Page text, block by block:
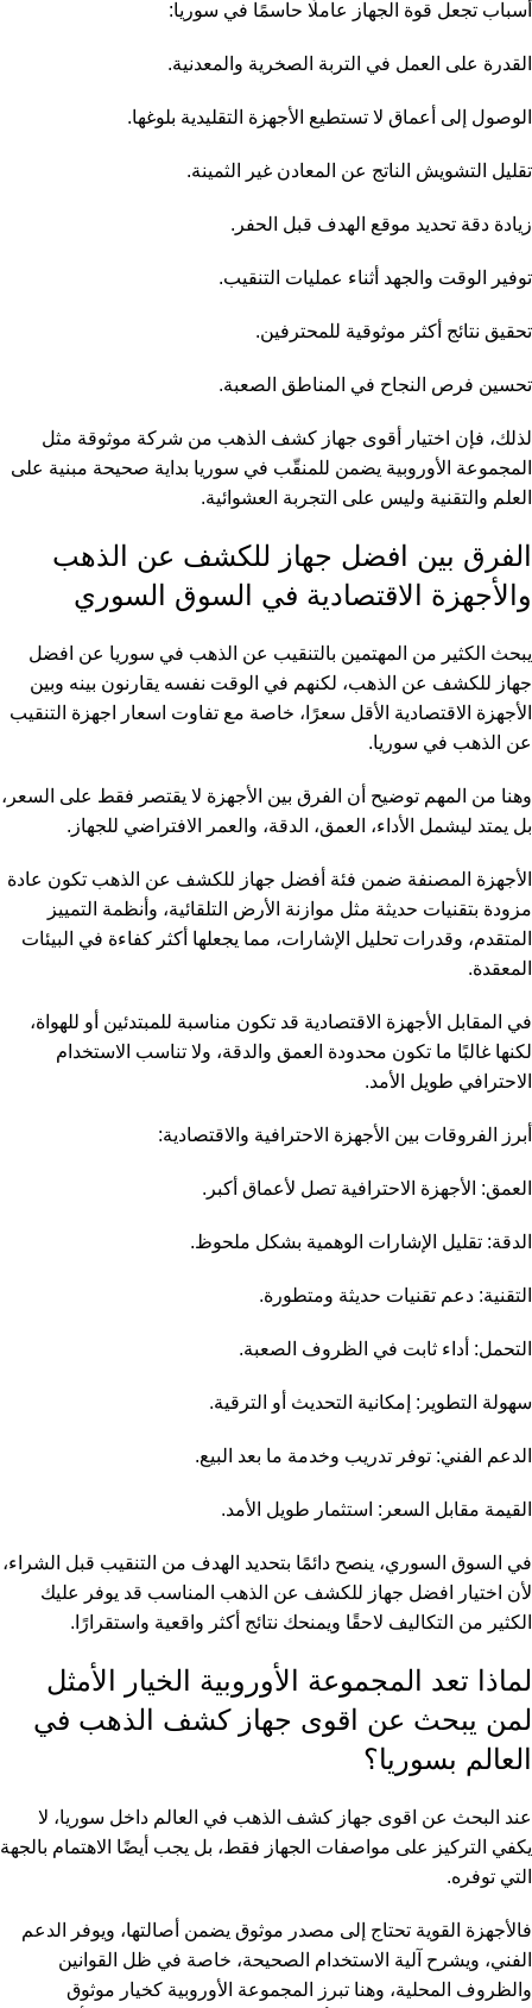
أسباب تجعل قوة الجهاز عاملًا حاسمًا في سوريا:
القدرة على العمل في التربة الصخرية والمعدنية.
الوصول إلى أعماق لا تستطيع الأجهزة التقليدية بلوغها.
تقليل التشويش الناتج عن المعادن غير الثمينة.
زيادة دقة تحديد موقع الهدف قبل الحفر.
توفير الوقت والجهد أثناء عمليات التنقيب.
تحقيق نتائج أكثر موثوقية للمحترفين.
تحسين فرص النجاح في المناطق الصعبة.
لذلك، فإن اختيار أقوى جهاز كشف الذهب من شركة موثوقة مثل
المجموعة الأوروبية يضمن للمنقّب في سوريا بداية صحيحة مبنية على
العلم والتقنية وليس على التجربة العشوائية.
الفرق بين افضل جهاز للكشف عن الذهب
والأجهزة الاقتصادية في السوق السوري
يبحث الكثير من المهتمين بالتنقيب عن الذهب في سوريا عن افضل
جهاز للكشف عن الذهب، لكنهم في الوقت نفسه يقارنون بينه وبين
الأجهزة الاقتصادية الأقل سعرًا، خاصة مع تفاوت اسعار اجهزة التنقيب
عن الذهب في سوريا.
وهنا من المهم توضيح أن الفرق بين الأجهزة لا يقتصر فقط على السعر،
بل يمتد ليشمل الأداء، العمق، الدقة، والعمر الافتراضي للجهاز.
الأجهزة المصنفة ضمن فئة أفضل جهاز للكشف عن الذهب تكون عادة
مزودة بتقنيات حديثة مثل موازنة الأرض التلقائية، وأنظمة التمييز
المتقدم، وقدرات تحليل الإشارات، مما يجعلها أكثر كفاءة في البيئات
المعقدة.
في المقابل الأجهزة الاقتصادية قد تكون مناسبة للمبتدئين أو للهواة،
لكنها غالبًا ما تكون محدودة العمق والدقة، ولا تناسب الاستخدام
الاحترافي طويل الأمد.
أبرز الفروقات بين الأجهزة الاحترافية والاقتصادية:
العمق: الأجهزة الاحترافية تصل لأعماق أكبر.
الدقة: تقليل الإشارات الوهمية بشكل ملحوظ.
التقنية: دعم تقنيات حديثة ومتطورة.
التحمل: أداء ثابت في الظروف الصعبة.
سهولة التطوير: إمكانية التحديث أو الترقية.
الدعم الفني: توفر تدريب وخدمة ما بعد البيع.
القيمة مقابل السعر: استثمار طويل الأمد.
في السوق السوري، ينصح دائمًا بتحديد الهدف من التنقيب قبل الشراء،
لأن اختيار افضل جهاز للكشف عن الذهب المناسب قد يوفر عليك
الكثير من التكاليف لاحقًا ويمنحك نتائج أكثر واقعية واستقرارًا.
لماذا تعد المجموعة الأوروبية الخيار الأمثل
لمن يبحث عن اقوى جهاز كشف الذهب في
العالم بسوريا؟
عند البحث عن اقوى جهاز كشف الذهب في العالم داخل سوريا، لا
يكفي التركيز على مواصفات الجهاز فقط، بل يجب أيضًا الاهتمام بالجهة
التي توفره.
فالأجهزة القوية تحتاج إلى مصدر موثوق يضمن أصالتها، ويوفر الدعم
الفني، ويشرح آلية الاستخدام الصحيحة، خاصة في ظل القوانين
والظروف المحلية، وهنا تبرز المجموعة الأوروبية كخيار موثوق